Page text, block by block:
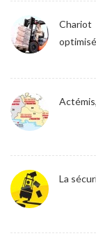
Chariot
La